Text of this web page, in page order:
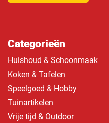
Categorieën
Huishoud & Schoonmaak
Koken & Tafelen
Speelgoed & Hobby
Tuinartikelen
Vrije tijd & Outdoor